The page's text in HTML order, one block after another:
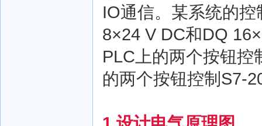
IO通信。某系统的
8×24 V DC和DQ
PLC上的两个按钮控
的两个按钮控制S7-